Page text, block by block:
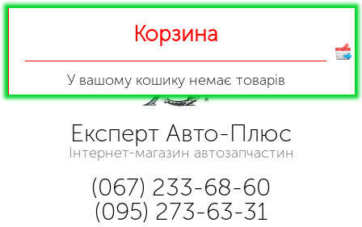
Експерт Авто-Плюс
Інтернет-магазин автозапчастин
(067) 233-68-60
(095) 273-63-31
Корзина
У вашому кошику немає товарів